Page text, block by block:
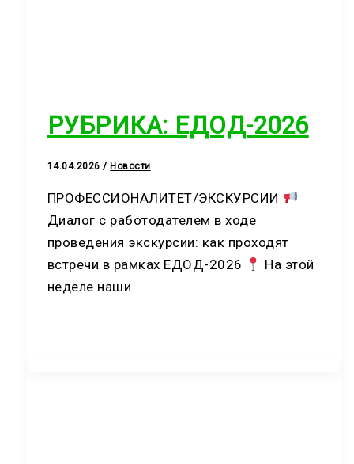
РУБРИКА: ЕДОД-2026
14.04.2026/ Новости
ПРОФЕССИОНАЛИТЕТ/ЭКСКУРСИИ
Диалог с работодателем в ходе
проведения экскурсии: как проходят
встречи в рамках ЕДОД-2026
На этой
неделе наши